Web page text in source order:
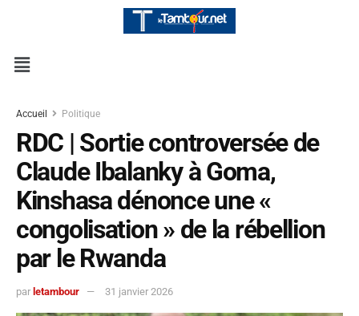
Accueil Politique
RDC | Sortie controversée de
Claude Ibalanky à Goma,
Kinshasa dénonce une «
congolisation » de la rébellion
par le Rwanda
par letambour 31 janvier 2026